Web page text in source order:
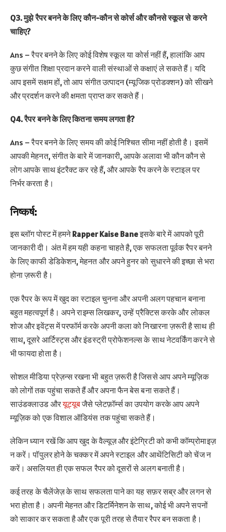
Q3. मुझे रैपर बनने के लिए कौन-कौन से कोर्स और कौनसे स्कूल से करने
चाहिए?
Ans – रैपर बनने के लिए कोई विशेष स्कूल या कोर्स नहीं हैं, हालांकि आप
कुछ संगीत शिक्षा प्रदान करने वाली संस्थाओं से कक्षाएं ले सकते हैं। यदि
आप इसमें सक्षम हों, तो आप संगीत उत्पादन (म्यूजिक प्रोडक्शन) को सीखने
और प्रदर्शन करने की क्षमता प्राप्त कर सकते हैं।
Q4. रैपर बनने के लिए कितना समय लगता है?
Ans – रैपर बनने के लिए समय की कोई निश्चित सीमा नहीं होती है। इसमें
आपकी मेहनत, संगीत के बारे में जानकारी, आपके अलावा भी कौन कौन से
लोग आपके साथ इंटरैक्ट कर रहे हैं, और आपके रैप करने के स्टाइल पर
निर्भर करता है।
निष्कर्ष:
इस ब्लॉग पोस्ट में हमनेRapper Kaise Baneइसके बारे में आपको पूरी
जानकारी दी। अंत में हम यही कहना चाहते है, एक सफलता पूर्वक रैपर बनने
के लिए काफी डेडिकेशन, मेहनत और अपने हुनर को सुधारने की इच्छा से भरा
होना ज़रूरी है।
एक रैपर के रूप में खुद का स्टाइल चुनना और अपनी अलग पहचान बनाना
बहुत महत्वपूर्ण है। अपने राइम्स लिखकर, उन्हें प्रैक्टिस करके और लोकल
शोज और इवेंट्स में परफॉर्म करके अपनी कला को निखारना ज़रूरी है साथ ही
साथ, दूसरे आर्टिस्ट्स और इंडस्ट्री प्रोफेशनल्स के साथ नेटवर्किंग करने से
भी फायदा होता है।
सोशल मीडिया प्रेज़न्स रखना भी बहुत ज़रूरी है जिससे आप अपने म्यूज़िक
को लोगों तक पहुंचा सकते हैं और अपना फैन बेस बना सकते हैं।
साउंडक्लाउड औरयूट्यूबजैसे प्लेटफ़ॉर्म्स का उपयोग करके आप अपने
म्यूज़िक को एक विशाल ऑडियंस तक पहुंचा सकते हैं।
लेकिन ध्यान रखें कि आप खुद के वैल्यूज़ और इंटेग्रिटी को कभी कॉम्प्रोमाइज़
न करें। पॉपुलर होने के चक्कर में अपने स्टाइल और आथेंटिसिटी को चेंज न
करें। असलियत ही एक सफल रैपर को दूसरों से अलग बनाती है।
कई तरह के चैलेंजेज़ के साथ सफलता पाने का यह सफ़र सब्र और लगन से
भरा होता है। अपनी मेहनत और डिटर्मिनेशन के साथ, कोई भी अपने सपनों
को साकार कर सकता है और एक पूरी तरह से तैयार रैपर बन सकता है।